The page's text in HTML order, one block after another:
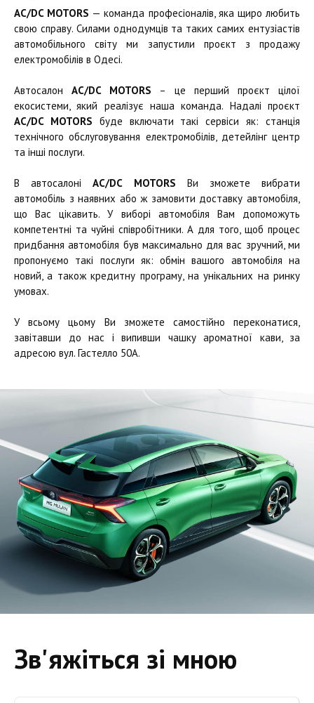
AC/DC MOTORS — команда професіоналів, яка щиро любить
свою справу. Силами однодумців та таких самих ентузіастів
автомобільного світу ми запустили проєкт з продажу
електромобілів в Одесі.
АвтосалонAC/DC MOTORS – це перший проєкт цілої
екосистеми, який реалізує наша команда. Надалі проєкт
AC/DC MOTORS буде включати такі сервіси як: станція
технічного обслуговування електромобілів, детейлінг центр
та інші послуги.
В автосалоніAC/DC MOTORS Ви зможете вибрати
автомобіль з наявних або ж замовити доставку автомобіля,
що Вас цікавить. У виборі автомобіля Вам допоможуть
компетентні та чуйні співробітники. А для того, щоб процес
придбання автомобіля був максимально для вас зручний, ми
пропонуємо такі послуги як: обмін вашого автомобіля на
новий, а також кредитну програму, на унікальних на ринку
умовах.
У всьому цьому Ви зможете самостійно переконатися,
завітавши до нас і випивши чашку ароматної кави, за
адресою вул. Гастелло 50А.
Зв'яжіться зі мною